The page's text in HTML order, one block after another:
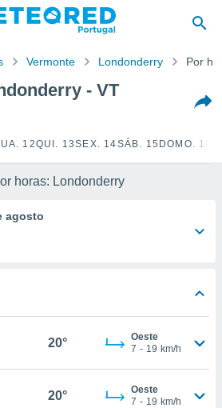
Vermonte Londonderry Por
- VT
12QUI. 13SEX. 14SÁB. 15 DOMO. 16
horas: Londonderry
agosto
20°
Oeste
7 - 19 km/h
20°
Oeste
7 - 19 km/h